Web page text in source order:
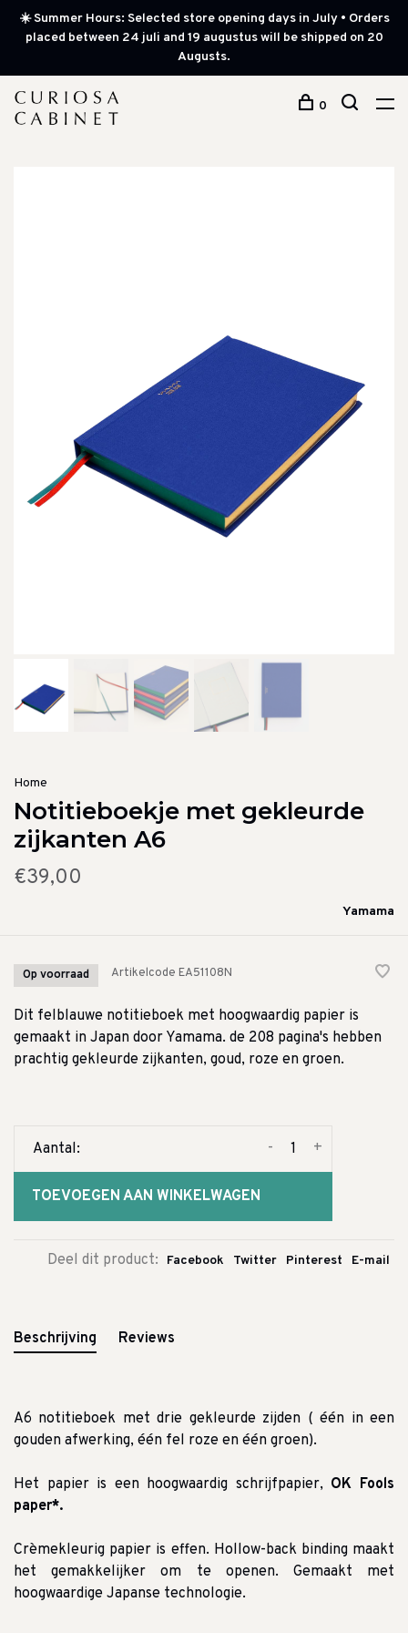
☀️ Summer Hours: Selected store opening days in July • Orders
placed between 24 juli and 19 augustus will be shipped on 20
Augusts.
0
Home
Notitieboekje met gekleurde
zijkanten A6
€39,00
Yamama
Op voorraad Artikelcode EA51108N
Dit felblauwe notitieboek met hoogwaardig papier is
gemaakt in Japan door Yamama. de 208 pagina's hebben
prachtig gekleurde zijkanten, goud, roze en groen.
Aantal: +
-
TOEVOEGEN AAN WINKELWAGEN
Deel dit product: Facebook Twitter Pinterest E-mail
Beschrijving Reviews
A6 notitieboek met drie gekleurde zijden ( één in een
gouden afwerking, één fel roze en één groen).
Het papier is een hoogwaardig schrijfpapier, OK Fools
paper*.
Crèmekleurig papier is effen. Hollow-back binding maakt
het gemakkelijker om te openen.
Gemaakt met
hoogwaardige Japanse technologie.